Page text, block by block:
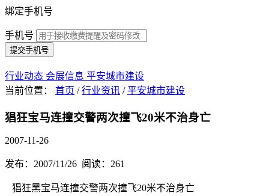
绑定手机号
手机号
提交手机号
行业动态 会展信息 平安城市建设
当前位置： 首页 / 行业资讯 /平安城市建设
猖狂宝马连撞交警两次撞飞20米不治身亡
2007-11-26
发布：2007/11/26 阅读：261
猖狂黑宝马连撞交警两次撞飞20米不治身亡